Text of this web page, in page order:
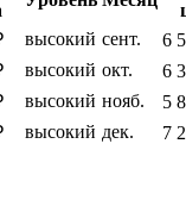
высокий сент.
6
высокий окт.
6
высокий нояб.
5
высокий дек. 7